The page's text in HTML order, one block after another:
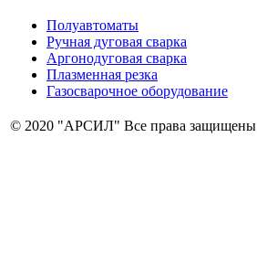
Полуавтоматы
Ручная дуговая сварка
Аргонодуговая сварка
Плазменная резка
Газосварочное оборудование
© 2020 "АРСИЛ" Все права защищены